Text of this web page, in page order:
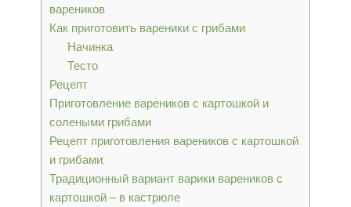
вареников
Как приготовить вареники с грибами
Начинка
Тесто­
Рецепт
Приготовление вареников с картошкой и
солеными грибами
Рецепт приготовления вареников с картошкой
и грибами:
Традиционный вариант варики вареников с
картошкой – в кастрюле